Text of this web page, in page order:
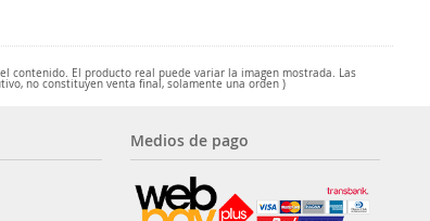
contenido. El producto real puede variar la imagen mostrada. Las
no constituyen venta final, solamente una orden )
Medios de pago